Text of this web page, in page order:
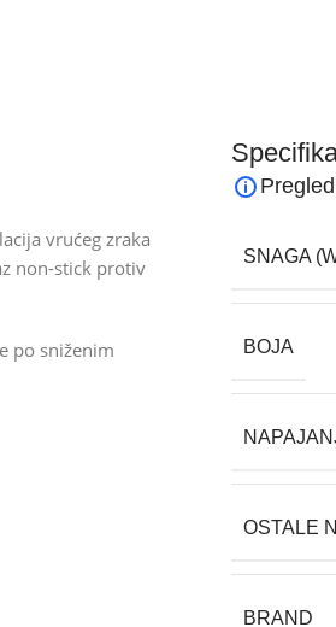
vrućeg zraka
non-stick protiv
po sniženim
Pregled
SNAGA
BOJA
OSTALE
BRAND